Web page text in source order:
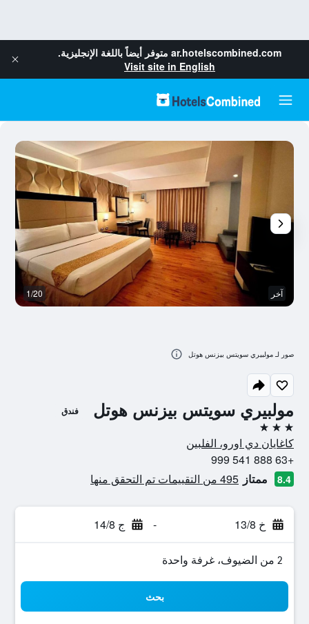
ar.hotelscombined.com متوفر أيضاً باللغة الإنجليزية.
Visit site in English
مولبيري سويتس بيزنس هوتل فندق
3 نجوم
كاغايان دي اورو، الفلبين
+63 888 541 999
8.4 ممتاز 495 من التقييمات تم التحقق منها
خ 13/8 - ج 14/8
2 من الضيوف، غرفة واحدة
بحث
آخر 1/20
صور لـ مولبيري سويتس بيزنس هوتل